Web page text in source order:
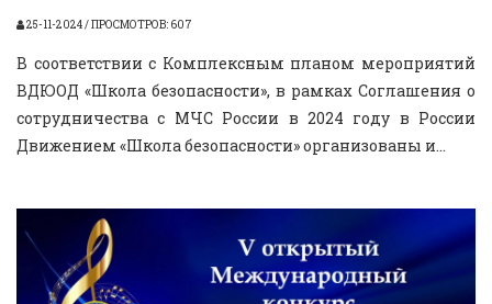
25-11-2024 / ПРОСМОТРОВ: 607
В соответствии с Комплексным планом мероприятий
ВДЮОД «Школа безопасности», в рамках Соглашения о
сотрудничества с МЧС России в 2024 году в России
Движением «Школа безопасности» организованы и...